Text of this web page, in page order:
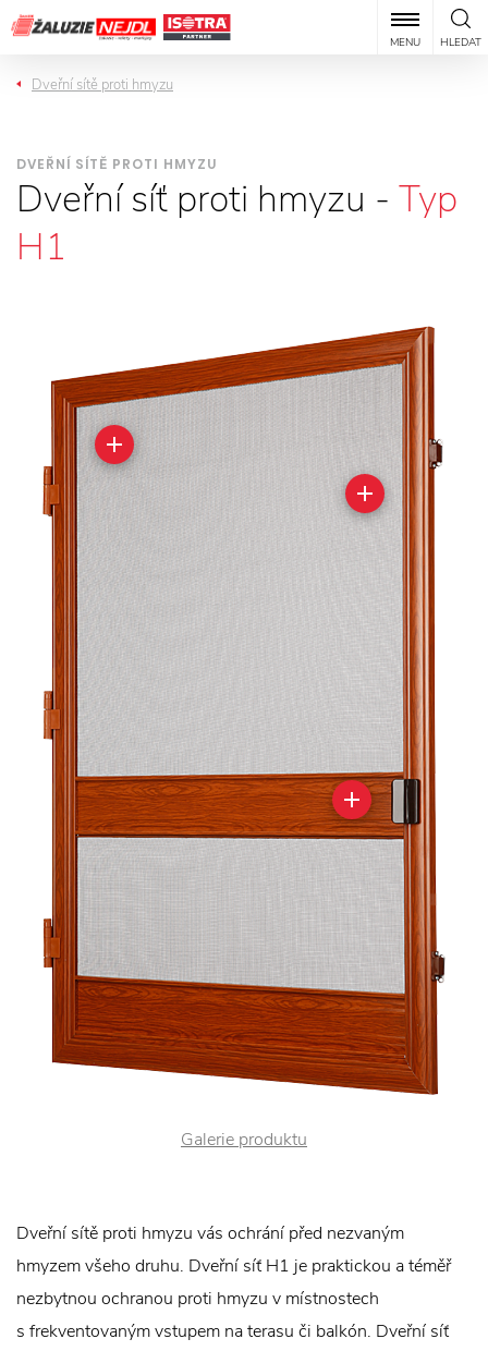
HLEDAT
MENU
Dveřní sítě proti hmyzu
DVEŘNÍ SÍTĚ PROTI HMYZU
Dveřní síť proti hmyzu - Typ
H1
Galerie produktu
Dveřní sítě proti hmyzu vás ochrání před nezvaným
hmyzem všeho druhu. Dveřní síť H1 je praktickou a téměř
nezbytnou ochranou proti hmyzu v místnostech
s frekventovaným vstupem na terasu či balkón. Dveřní síť